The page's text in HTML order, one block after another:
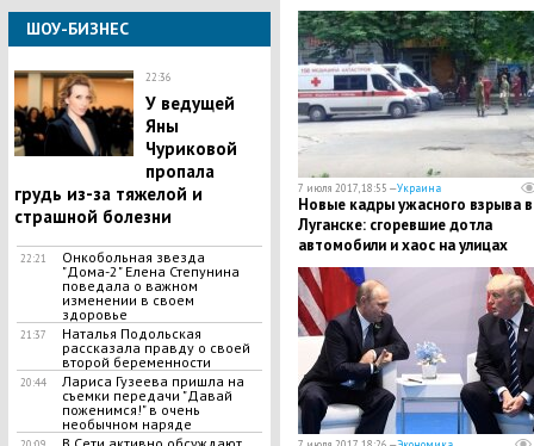
ШОУ-БИЗНЕС
22:36
У ведущей
Яны
Чуриковой
пропала
грудь из-за тяжелой и
страшной болезни
22:21
Онкобольная звезда
"Дома-2" Елена Степунина
поведала о важном
изменении в своем
здоровье
21:37
Наталья Подольская
рассказала правду о своей
второй беременности
20:44
Лариса Гузеева пришла на
съемки передачи "Давай
поженимся!" в очень
необычном наряде
7 июля 2017, 18:55 —Украина
​Новые кадры ужасного взрыва в
Луганске: сгоревшие дотла
автомобили и хаос на улицах
вследствие смертельного
инцидента